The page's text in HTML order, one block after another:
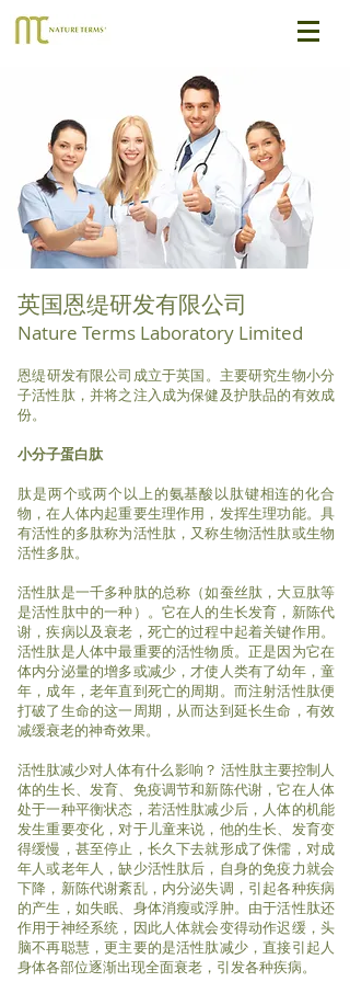
英国恩缇研发有限公司
Nature Terms Laboratory Limited
​恩缇研发有限公司成立于英国。主要研究生物小分
子活性肽，并将之注入成为保健及护肤品的有效成
份。
小分子蛋白肽
肽是两个或两个以上的氨基酸以肽键相连的化合
物，在人体内起重要生理作用，发挥生理功能。具
有活性的多肽称为活性肽，又称生物活性肽或生物
活性多肽。
活性肽是一千多种肽的总称（如蚕丝肽，大豆肽等
是活性肽中的一种）。它在人的生长发育，新陈代
谢，疾病以及衰老，死亡的过程中起着关键作用。
活性肽是人体中最重要的活性物质。正是因为它在
体内分泌量的增多或减少，才使人类有了幼年，童
年，成年，老年直到死亡的周期。而注射活性肽便
打破了生命的这一周期，从而达到延长生命，有效
减缓衰老的神奇效果。
活性肽减少对人体有什么影响？ 活性肽主要控制人
体的生长、发育、免疫调节和新陈代谢，它在人体
处于一种平衡状态，若活性肽减少后，人体的机能
发生重要变化，对于儿童来说，他的生长、发育变
得缓慢，甚至停止，长久下去就形成了侏儒，对成
年人或老年人，缺少活性肽后，自身的免疫力就会
下降，新陈代谢紊乱，内分泌失调，引起各种疾病
的产生，如失眠、身体消瘦或浮肿。由于活性肽还
作用于神经系统，因此人体就会变得动作迟缓，头
脑不再聪慧，更主要的是活性肽减少，直接引起人
身体各部位逐渐出现全面衰老，引发各种疾病。